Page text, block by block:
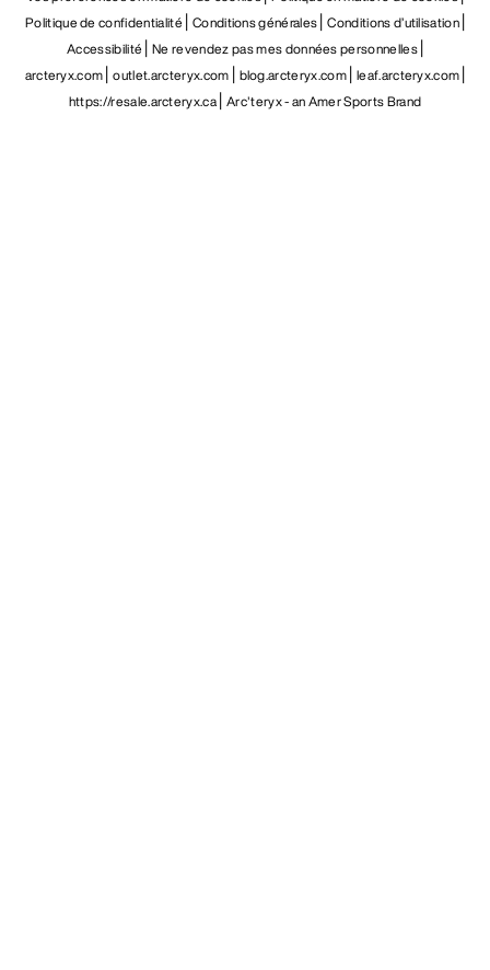
Politique de confidentialité Conditions générales Conditions d’utilisation
Accessibilité Ne revendez pas mes données personnelles
arcteryx.com outlet.arcteryx.com blog.arcteryx.com leaf.arcteryx.com
https://resale.arcteryx.ca Arc'teryx - an Amer Sports Brand